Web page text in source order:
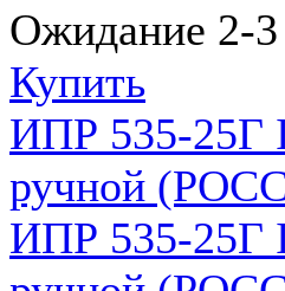
Ожидание 2-3
Купить
ИПР 535-25Г
ручной
ИПР 535-25Г